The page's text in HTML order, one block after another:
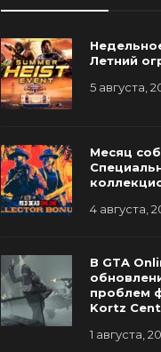
GTA 6
с
июля, 2026 0
Летний
5 августа,
Месяц
4 августа,
В GTA
проблем
Kortz
1 августа,